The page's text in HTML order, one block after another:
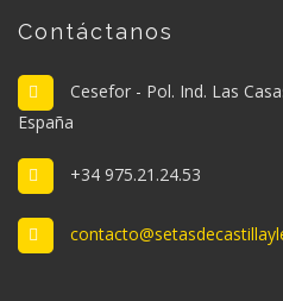
Contáctanos
Cesefor - Pol. Ind. Las
España
+34 975.21.24.53